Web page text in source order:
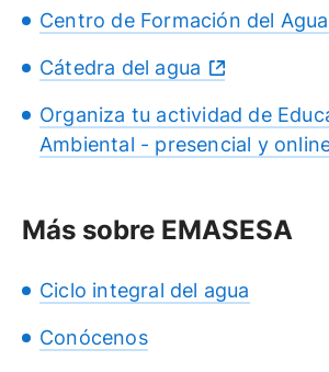
Centro de Formación del Agua
Cátedra del agua
Organiza tu actividad de
Ambiental - presencial y
Más sobre EMASESA
Ciclo integral del agua
Conócenos